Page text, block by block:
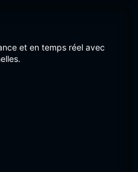
et en temps réel avec